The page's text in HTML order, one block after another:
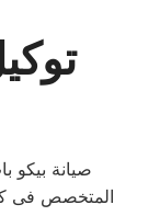
صيانة بيكو
المتخصص فى